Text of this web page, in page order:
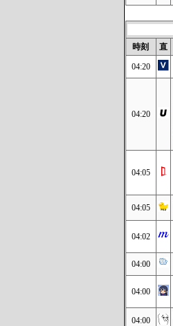
時刻
直
04:20
04:20
04:05
04:05
04:02
04:00
04:00
04:00